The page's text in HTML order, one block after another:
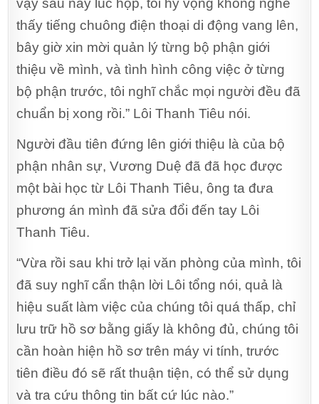
vậy sau này lúc họp, tôi hy vọng không nghe
thấy tiếng chuông điện thoại di động vang lên,
bây giờ xin mời quản lý từng bộ phận giới
thiệu về mình, và tình hình công việc ở từng
bộ phận trước, tôi nghĩ chắc mọi người đều đã
chuẩn bị xong rồi.” Lôi Thanh Tiêu nói.
Người đầu tiên đứng lên giới thiệu là của bộ
phận nhân sự, Vương Duệ đã đã học được
một bài học từ Lôi Thanh Tiêu, ông ta đưa
phương án mình đã sửa đổi đến tay Lôi
Thanh Tiêu.
“Vừa rồi sau khi trở lại văn phòng của mình, tôi
đã suy nghĩ cẩn thận lời Lôi tổng nói, quả là
hiệu suất làm việc của chúng tôi quá thấp, chỉ
lưu trữ hồ sơ bằng giấy là không đủ, chúng tôi
cần hoàn hiện hồ sơ trên máy vi tính, trước
tiên điều đó sẽ rất thuận tiện, có thể sử dụng
và tra cứu thông tin bất cứ lúc nào.”